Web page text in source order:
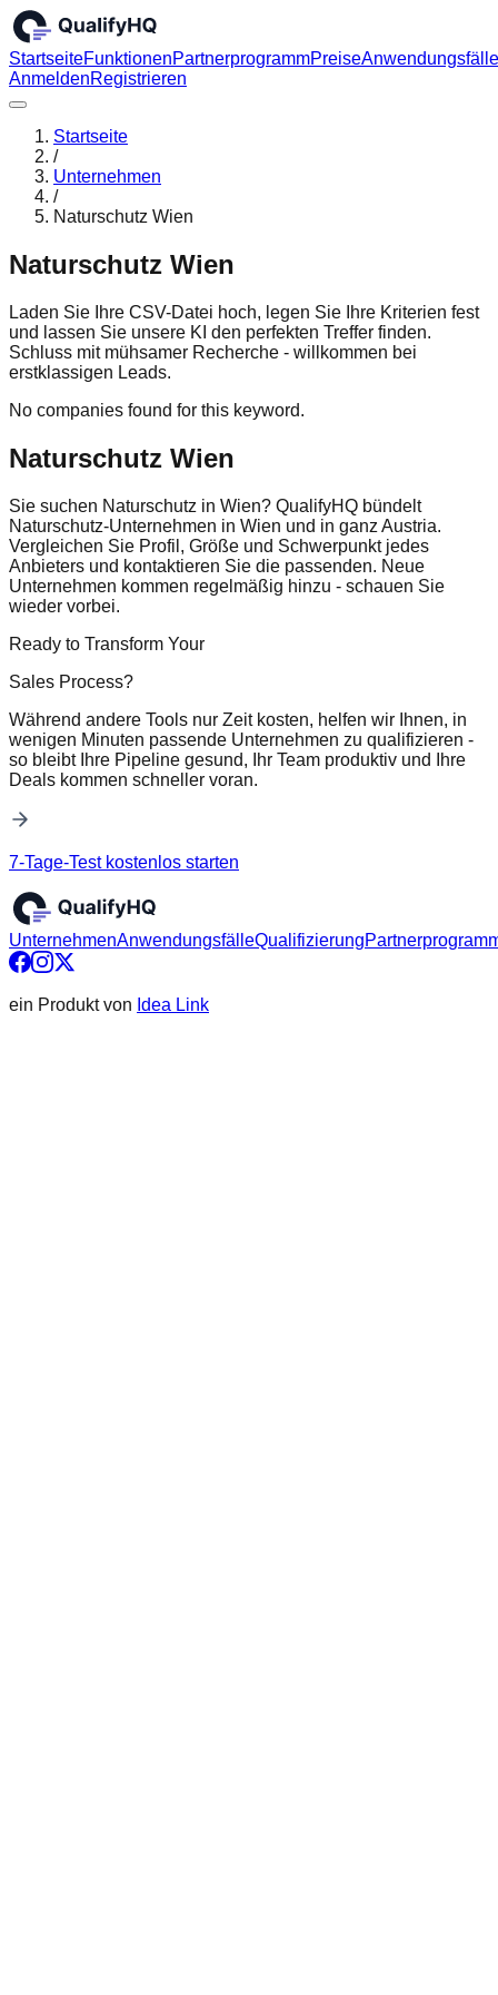
StartseiteFunktionenPartnerprogrammPreiseAnwendungsfälle
AnmeldenRegistrieren
Startseite
/
Unternehmen
/
Naturschutz Wien
Naturschutz Wien
Laden Sie Ihre CSV-Datei hoch, legen Sie Ihre Kriterien fest
und lassen Sie unsere KI den perfekten Treffer finden.
Schluss mit mühsamer Recherche - willkommen bei
erstklassigen Leads.
No companies found for this keyword.
Naturschutz Wien
Sie suchen Naturschutz in Wien? QualifyHQ bündelt
Naturschutz-Unternehmen in Wien und in ganz Austria.
Vergleichen Sie Profil, Größe und Schwerpunkt jedes
Anbieters und kontaktieren Sie die passenden. Neue
Unternehmen kommen regelmäßig hinzu - schauen Sie
wieder vorbei.
Ready to Transform Your
Sales Process?
Während andere Tools nur Zeit kosten, helfen wir Ihnen, in
wenigen Minuten passende Unternehmen zu qualifizieren -
so bleibt Ihre Pipeline gesund, Ihr Team produktiv und Ihre
Deals kommen schneller voran.
7-Tage-Test kostenlos starten
UnternehmenAnwendungsfälleQualifizierung
ein Produkt von Idea Link